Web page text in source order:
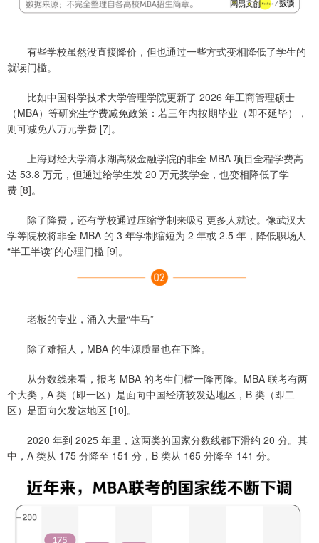
有些学校虽然没直接降价，但也通过一些方式变相降低了学生的
就读门槛。
比如中国科学技术大学管理学院更新了 2026 年工商管理硕士
（MBA）等研究生学费减免政策：若三年内按期毕业（即不延毕），
则可减免八万元学费 [7]。
上海财经大学滴水湖高级金融学院的非全 MBA 项目全程学费高
达 53.8 万元，但通过给学生发 20 万元奖学金，也变相降低了学
费 [8]。
除了降费，还有学校通过压缩学制来吸引更多人就读。像武汉大
学等院校将非全 MBA 的 3 年学制缩短为 2 年或 2.5 年，降低职场人
“半工半读”的心理门槛 [9]。
老板的专业，涌入大量“牛马”
除了难招人，MBA 的生源质量也在下降。
从分数线来看，报考 MBA 的考生门槛一降再降。MBA 联考有两
个大类，A 类（即一区）是面向中国经济较发达地区，B 类（即二
区）是面向欠发达地区 [10]。
2020 年到 2025 年里，这两类的国家分数线都下滑约 20 分。其
中，A 类从 175 分降至 151 分，B 类从 165 分降至 141 分。